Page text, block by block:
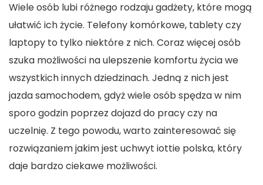
Wiele osób lubi różnego rodzaju gadżety, które mogą
ułatwić ich życie. Telefony komórkowe, tablety czy
laptopy to tylko niektóre z nich. Coraz więcej osób
szuka możliwości na ulepszenie komfortu życia we
wszystkich innych dziedzinach. Jedną z nich jest
jazda samochodem, gdyż wiele osób spędza w nim
sporo godzin poprzez dojazd do pracy czy na
uczelnię. Z tego powodu, warto zainteresować się
rozwiązaniem jakim jest uchwyt iottie polska, który
daje bardzo ciekawe możliwości.